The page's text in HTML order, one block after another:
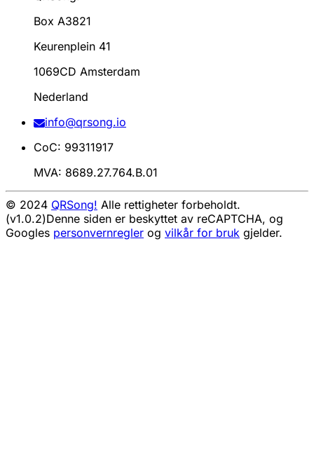
Box A3821
Keurenplein 41
1069CD Amsterdam
Nederland
info@qrsong.io
CoC: 99311917
MVA: 8689.27.764.B.01
© 2024 QRSong! Alle rettigheter forbeholdt.
(v1.0.2)Denne siden er beskyttet av reCAPTCHA, og
Googles personvernregler og vilkår for bruk gjelder.